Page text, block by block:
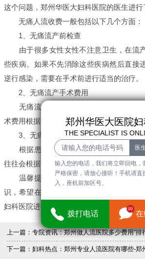
这个问题，郑州华医大妇科医院的医生进行
无痛人流收费一般包括以下几个方面：
1、无痛流产前检查
由于很多女性女性不注意卫生，在流
些疾病。如果不先消除这些疾病然后直接
逆行感染，需要在手术前进行适当的治疗。
2、无痛流产手术费用
无痛流产的手术费用是影响总体费用
术费用根据无痛流产方法的不同而有所不同
3、无痛流产后消炎费用
根据患者的身体状况，手术后可能会
往往会根据实际情况进行一些有针对性的术
温馨提示：通过以上内容介绍，相信
识，希望在生活中能够做好预防工作，出
妇科医院进行治疗，以便早日摆脱疾病困扰
上一篇： 专院资讯：郑州做人流医院多少费用“排
下一篇： 妇科热点：郑州专业人流医院有哪些-郑
郑州华医大医院
THE SPECIALIST IS
输入您的电话，我们将立即回电，
严格保密，请放心接听！手机请直
入，座机前加区号。
拨打电话
99
在